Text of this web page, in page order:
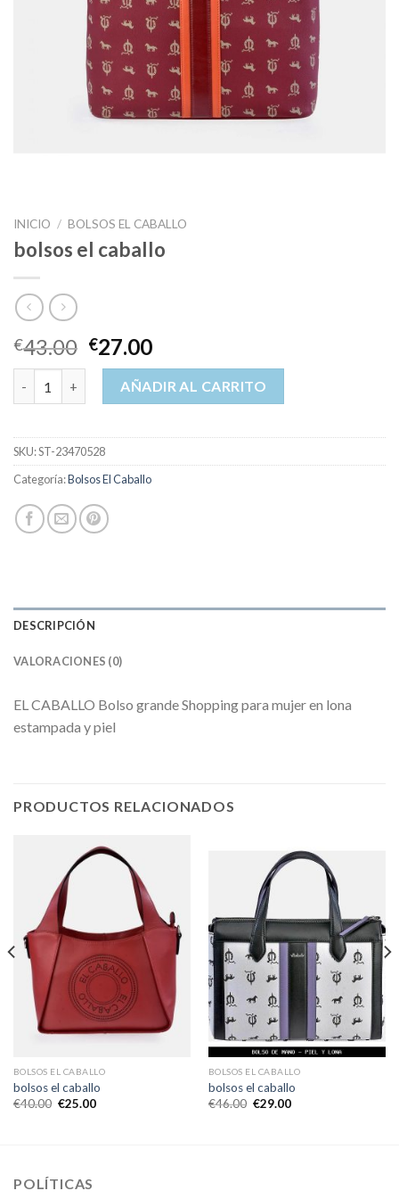
INICIO / BOLSOS EL CABALLO
bolsos el caballo
€43.00 €27.00
bolsos el caballo cantidadAÑADIR AL CARRITO
SKU:ST-23470528
Categoría:Bolsos El Caballo
DESCRIPCIÓN
VALORACIONES (0)
EL CABALLO Bolso grande Shopping para mujer en lona
estampada y piel
PRODUCTOS RELACIONADOS
BOLSOS EL CABALLO
bolsos el caballo
€40.00 €25.00
BOLSOS EL CABALLO
bolsos el caballo
€46.00 €29.00
POLÍTICAS